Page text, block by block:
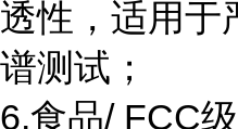
透性，适用于
谱测试；
6.食品/ FCC